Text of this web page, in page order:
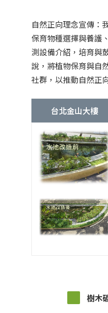
自然正向理念宣傳：
保育物種選擇與養護
測設備介紹，培育與
說，將植物保育與自
社群，以推動自然正
台北金山大樓
樹木